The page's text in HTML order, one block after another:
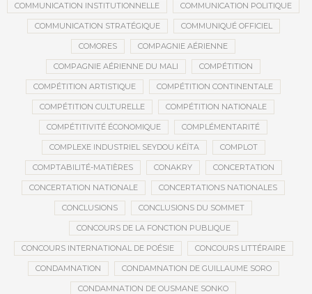
COMMUNICATION INSTITUTIONNELLE COMMUNICATION POLITIQUE
COMMUNICATION STRATÉGIQUE COMMUNIQUÉ OFFICIEL
COMORES COMPAGNIE AÉRIENNE
COMPAGNIE AÉRIENNE DU MALI COMPÉTITION
COMPÉTITION ARTISTIQUE COMPÉTITION CONTINENTALE
COMPÉTITION CULTURELLE COMPÉTITION NATIONALE
COMPÉTITIVITÉ ÉCONOMIQUE COMPLÉMENTARITÉ
COMPLEXE INDUSTRIEL SEYDOU KÉÏTA COMPLOT
COMPTABILITÉ-MATIÈRES CONAKRY CONCERTATION
CONCERTATION NATIONALE CONCERTATIONS NATIONALES
CONCLUSIONS CONCLUSIONS DU SOMMET
CONCOURS DE LA FONCTION PUBLIQUE
CONCOURS INTERNATIONAL DE POÉSIE CONCOURS LITTÉRAIRE
CONDAMNATION CONDAMNATION DE GUILLAUME SORO
CONDAMNATION DE OUSMANE SONKO